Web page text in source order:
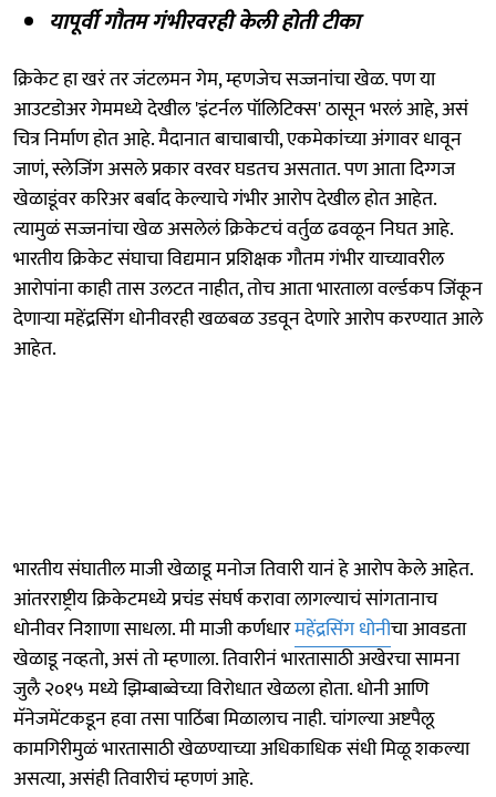
यापूर्वी गौतम गंभीरवरही केली होती टीका
क्रिकेट हा खरं तर जंटलमन गेम, म्हणजेच सज्जनांचा खेळ. पण या
आउटडोअर गेममध्ये देखील 'इंटर्नल पॉलिटिक्स' ठासून भरलं आहे, असं
चित्र निर्माण होत आहे. मैदानात बाचाबाची, एकमेकांच्या अंगावर धावून
जाणं, स्लेजिंग असले प्रकार वरवर घडतच असतात. पण आता दिग्गज
खेळाडूंवर करिअर बर्बाद केल्याचे गंभीर आरोप देखील होत आहेत.
त्यामुळं सज्जनांचा खेळ असलेलं क्रिकेटचं वर्तुळ ढवळून निघत आहे.
भारतीय क्रिकेट संघाचा विद्यमान प्रशिक्षक गौतम गंभीर याच्यावरील
आरोपांना काही तास उलटत नाहीत, तोच आता भारताला वर्ल्डकप जिंकून
देणाऱ्या महेंद्रसिंग धोनीवरही खळबळ उडवून देणारे आरोप करण्यात आले
आहेत.
भारतीय संघातील माजी खेळाडू मनोज तिवारी यानं हे आरोप केले आहेत.
आंतरराष्ट्रीय क्रिकेटमध्ये प्रचंड संघर्ष करावा लागल्याचं सांगतानाच
धोनीवर निशाणा साधला. मी माजी कर्णधारमहेंद्रसिंग धोनीचा आवडता
खेळाडू नव्हतो, असं तो म्हणाला. तिवारीनं भारतासाठी अखेरचा सामना
जुलै २०१५ मध्ये झिम्बाब्वेच्या विरोधात खेळला होता. धोनी आणि
मॅनेजमेंटकडून हवा तसा पाठिंबा मिळालाच नाही. चांगल्या अष्टपैलू
कामगिरीमुळं भारतासाठी खेळण्याच्या अधिकाधिक संधी मिळू शकल्या
असत्या, असंही तिवारीचं म्हणणं आहे.